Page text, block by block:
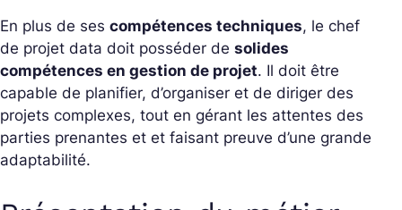
En plus de ses compétences techniques, le chef
de projet data doit posséder de solides
compétences en gestion de projet. Il doit être
capable de planifier, d’organiser et de diriger des
projets complexes, tout en gérant les attentes des
parties prenantes et et faisant preuve d’une grande
adaptabilité.